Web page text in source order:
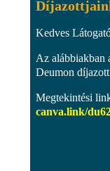
Kedves
Az alábbiakban
Deumon
Megtekintési
canva.link/